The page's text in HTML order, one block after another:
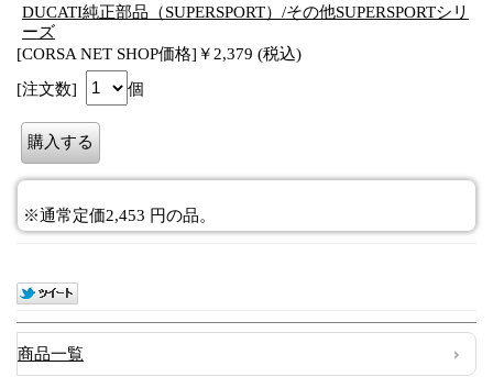
DUCATI純正部品（SUPERSPORT）/その他SUPERSPORTシリ
ーズ
[CORSA NET SHOP価格]￥2,379 (税込)
[注文数]
個
※通常定価2,453 円の品。
商品一覧